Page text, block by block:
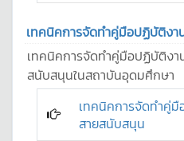
เทคนิคการจัดทำคู่มือปฏิบัติงา
เทคนิคการจัดทำคู่มือปฏิบัติงา
สนับสนุนในสถาบันอุดมศึกษา
เทคนิคการจัดทำคู่
สายสนับสนุน